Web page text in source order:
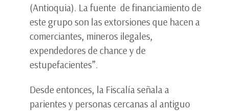
(Antioquia). La fuente de financiamiento de
este grupo son las extorsiones que hacen a
comerciantes, mineros ilegales,
expendedores de chance y de
estupefacientes”.
Desde entonces, la Fiscalía señala a
parientes y personas cercanas al antiguo